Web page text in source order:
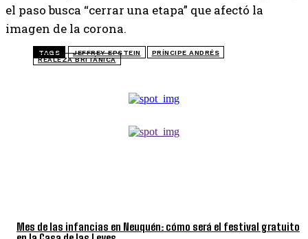
Mes de las infancias en Neuquén: cómo será el festival gratuito
el paso busca “cerrar una etapa” que afectó la
imagen de la corona.
TAGS JEFFREY EPSTEIN
PRÍNCIPE ANDRÉS
REALEZA BRITÁNICA